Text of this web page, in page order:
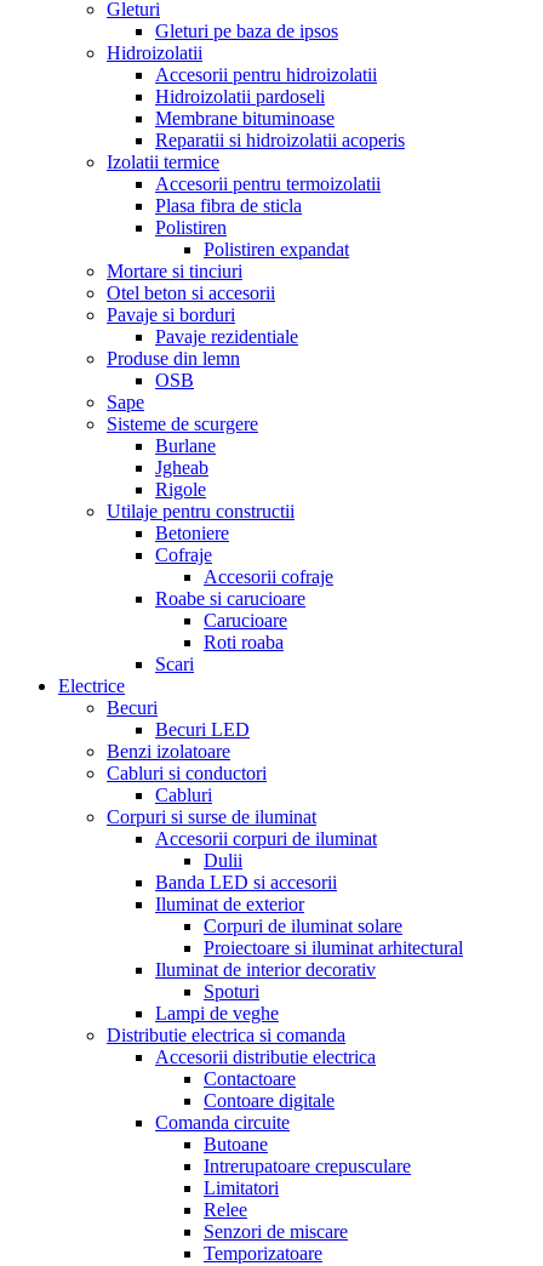
Gleturi
Gleturi pe baza de ipsos
Hidroizolatii
Accesorii pentru hidroizolatii
Hidroizolatii pardoseli
Membrane bituminoase
Reparatii si hidroizolatii acoperis
Izolatii termice
Accesorii pentru termoizolatii
Plasa fibra de sticla
Polistiren
Polistiren expandat
Mortare si tinciuri
Otel beton si accesorii
Pavaje si borduri
Pavaje rezidentiale
Produse din lemn
OSB
Sape
Sisteme de scurgere
Burlane
Jgheab
Rigole
Utilaje pentru constructii
Betoniere
Cofraje
Accesorii cofraje
Roabe si carucioare
Carucioare
Roti roaba
Scari
Electrice
Becuri
Becuri LED
Benzi izolatoare
Cabluri si conductori
Cabluri
Corpuri si surse de iluminat
Accesorii corpuri de iluminat
Dulii
Banda LED si accesorii
Iluminat de exterior
Corpuri de iluminat solare
Proiectoare si iluminat arhitectural
Iluminat de interior decorativ
Spoturi
Lampi de veghe
Distributie electrica si comanda
Accesorii distributie electrica
Contactoare
Contoare digitale
Comanda circuite
Butoane
Intrerupatoare crepusculare
Limitatori
Relee
Senzori de miscare
Temporizatoare